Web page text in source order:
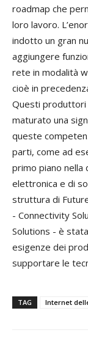
roadmap che
loro lavoro.
indotto un gran
aggiungere
rete in modalità
cioè in
Questi produttori
maturato una
queste
parti, come ad
primo piano nella
elettronica e di
struttura di
- Connectivity
Solutions - è
esigenze dei
supportare le
TAG Internet